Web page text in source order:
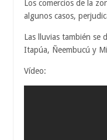
Los comercios de la
algunos casos,
Las lluvias también se
Itapúa, Ñeembucú y
Vídeo: